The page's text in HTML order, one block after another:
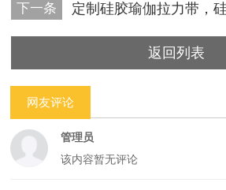
下一条
返回列表
网友评论
管理员
该内容暂无评论